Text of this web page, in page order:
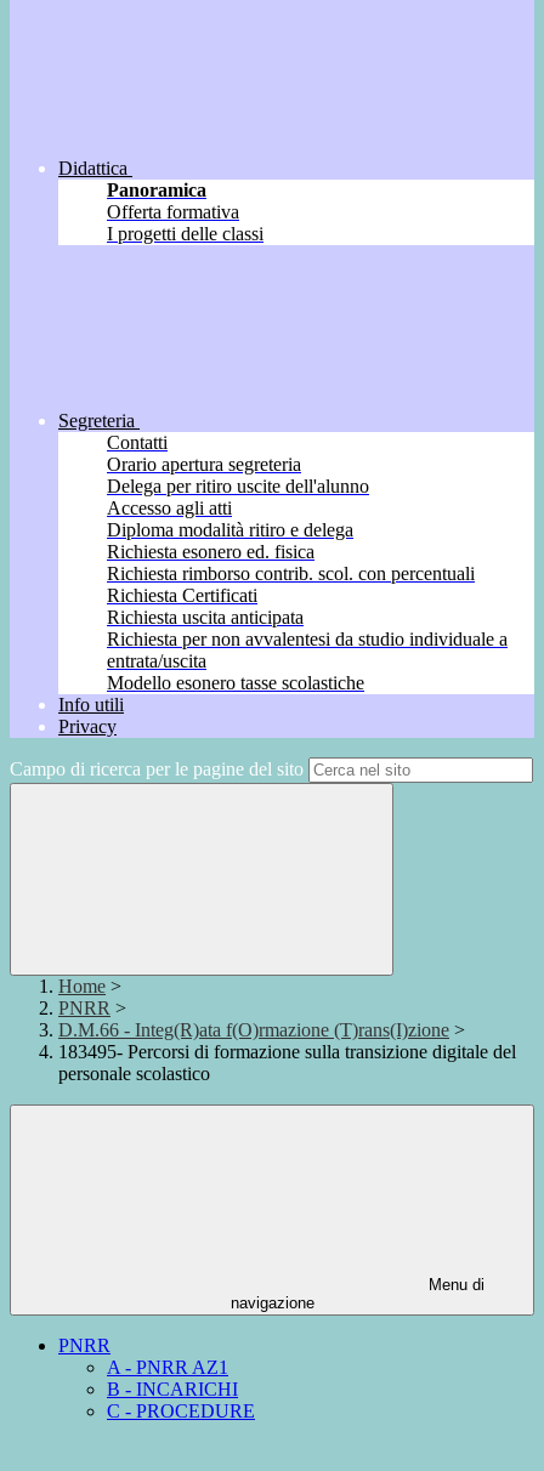
Didattica
Panoramica
Offerta formativa
I progetti delle classi
Segreteria
Contatti
Orario apertura segreteria
Delega per ritiro uscite dell'alunno
Accesso agli atti
Diploma modalità ritiro e delega
Richiesta esonero ed. fisica
Richiesta rimborso contrib. scol. con percentuali
Richiesta Certificati
Richiesta uscita anticipata
Richiesta per non avvalentesi da studio individuale a
entrata/uscita
Modello esonero tasse scolastiche
Info utili
Privacy
Campo di ricerca per le pagine del sito
Home >
PNRR >
D.M.66 - Integ(R)ata f(O)rmazione (T)rans(I)zione >
183495- Percorsi di formazione sulla transizione digitale del
personale scolastico
Menu di
navigazione
PNRR
A - PNRR AZ1
B - INCARICHI
C - PROCEDURE